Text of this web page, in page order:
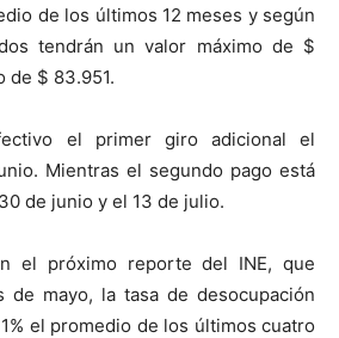
de los últimos 12 meses y según
tendrán un valor máximo de $
de $ 83.951.
el primer giro adicional el
Mientras el segundo pago está
de junio y el 13 de julio.
el próximo reporte del INE, que
de mayo, la tasa de desocupación
el promedio de los últimos cuatro